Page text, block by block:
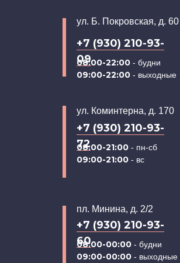
пл. Минина, д. 2/2
08:00-00:00 - будни
09:00-00:00 - выходные
+7 (930) 210-93-
60
ул. Б. Покровская, д. 60
08:00-22:00 - будни
09:00-22:00 - выходные
+7 (930) 210-93-
09
ул. Коминтерна, д. 170
08:00-21:00 - пн-сб
09:00-21:00 - вс
+7 (930) 210-93-
72